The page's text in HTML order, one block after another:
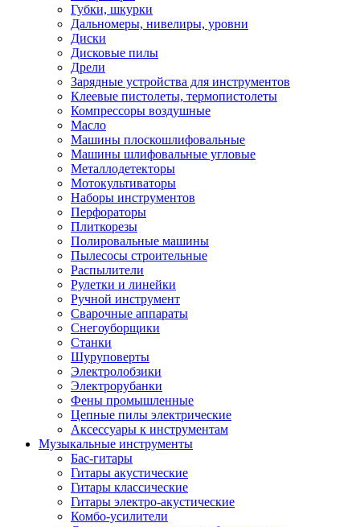
Губки, шкурки
Дальномеры, нивелиры, уровни
Диски
Дисковые пилы
Дрели
Зарядные устройства для инструментов
Клеевые пистолеты, термопистолеты
Компрессоры воздушные
Масло
Машины плоскошлифовальные
Машины шлифовальные угловые
Металлодетекторы
Мотокультиваторы
Наборы инструментов
Перфораторы
Плиткорезы
Полировальные машины
Пылесосы строительные
Распылители
Рулетки и линейки
Ручной инструмент
Сварочные аппараты
Снегоуборщики
Станки
Шуруповерты
Электролобзики
Электрорубанки
Фены промышленные
Цепные пилы электрические
Аксессуары к инструментам
Музыкальные инструменты
Бас-гитары
Гитары акустические
Гитары классические
Гитары электро-акустические
Комбо-усилители